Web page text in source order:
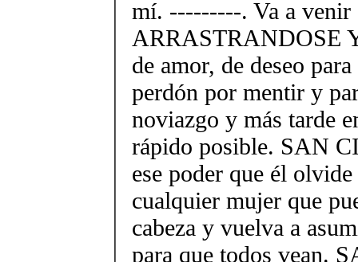
mí. ---------. Va a venir
ARRASTRANDOSE
de amor, de deseo
perdón por mentir y
noviazgo y más tarde
rápido posible. SAN
ese poder que él
cualquier mujer que
cabeza y vuelva a
para que todos vean.